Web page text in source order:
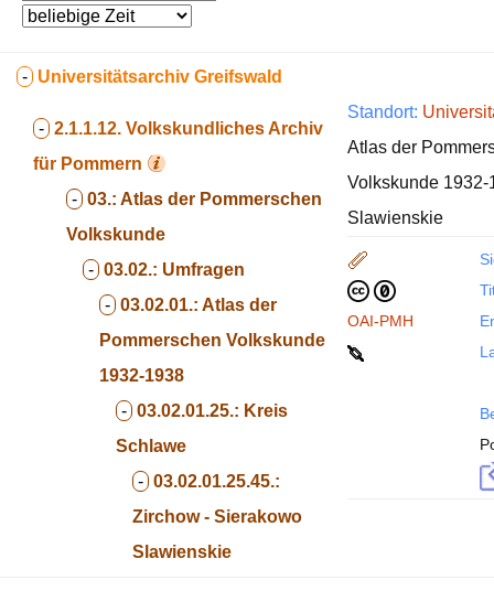
- Universitätsarchiv Greifswald
- 2.1.1.12. Volkskundliches Archiv
für Pommern
- 03.: Atlas der Pommerschen
Volkskunde
- 03.02.: Umfragen
- 03.02.01.: Atlas der
Pommerschen Volkskunde
1932-1938
- 03.02.01.25.: Kreis
Schlawe
- 03.02.01.25.45.:
Zirchow - Sierakowo
Slawienskie
Standort:
Atlas der
Volkskunde
Slawienskie
OAI-PMH